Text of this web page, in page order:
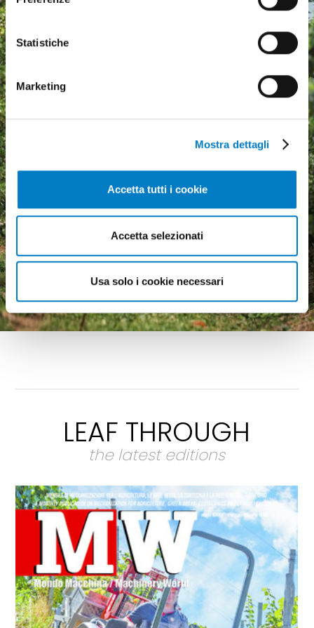
Statistiche
Marketing
Mostra dettagli
Accetta tutti i cookie
Accetta selezionati
Usa solo i cookie necessari
Agricultural machinery, a
growing market but
economic uncertainty
weighs heavily
LEAF THROUGH
the latest editions